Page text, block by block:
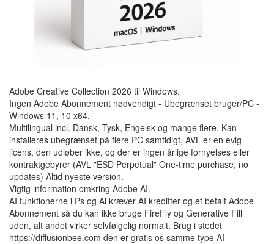
Adobe Creative Collection 2026 til Windows.
Ingen Adobe Abonnement nødvendigt - Ubegrænset bruger/PC -
Windows 11, 10 x64,
Multilingual incl. Dansk, Tysk, Engelsk og mange flere. Kan
installeres ubegrænset på flere PC samtidigt, AVL er en evig
licens, den udløber ikke, og der er ingen årlige fornyelses eller
kontraktgebyrer (AVL "ESD Perpetual" One-time purchase, no
updates) Altid nyeste version.
Vigtig information omkring Adobe AI.
AI funktionerne i Ps og Ai kræver AI kreditter og et betalt Adobe
Abonnement så du kan ikke bruge FireFly og Generative Fill
uden, alt andet virker selvfølgelig normalt. Brug i stedet
https://diffusionbee.com den er gratis os samme type AI